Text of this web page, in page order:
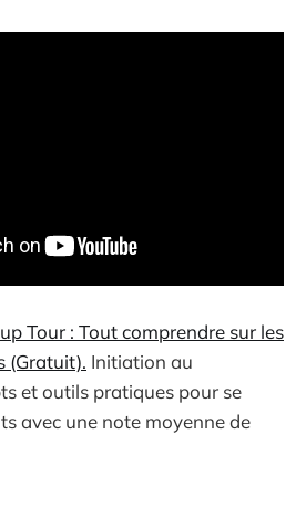
Tour : Tout comprendre sur les
(Gratuit). Initiation au
et outils pratiques pour se
avec une note moyenne de